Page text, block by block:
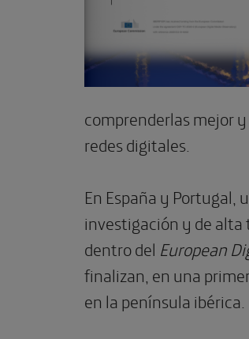
comprenderlas mejor
redes digitales.
En España y
investigación y de alta
dentro del European
finalizan, en una
en la península ibérica.